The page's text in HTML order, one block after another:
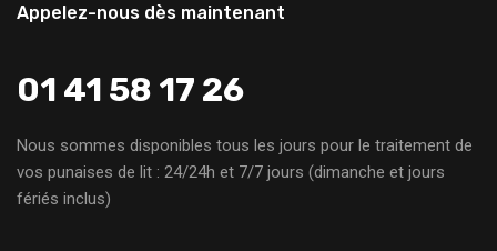
Appelez-nous dès maintenant
01 41 58 17 26
Nous sommes disponibles tous les jours pour le traitement de
vos punaises de lit : 24/24h et 7/7 jours (dimanche et jours
fériés inclus)